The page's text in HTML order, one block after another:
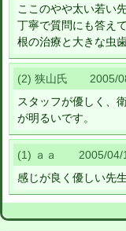
ここのやや太い若い
丁寧で質問にも答え
根の治療と大きな虫
(2) 狭山氏 2005/
スタッフが優しく、
が明るいです。
(1) ａａ 2005/04/
感じが良く優しい先